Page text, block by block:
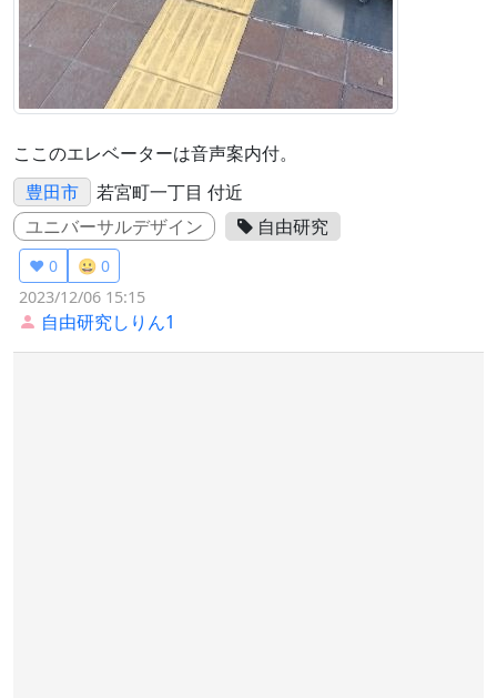
ここのエレベーターは音声案内付。
豊田市
若宮町一丁目 付近
ユニバーサルデザイン
自由研究
❤️ 0
😀 0
2023/12/06 15:15
自由研究しりん1